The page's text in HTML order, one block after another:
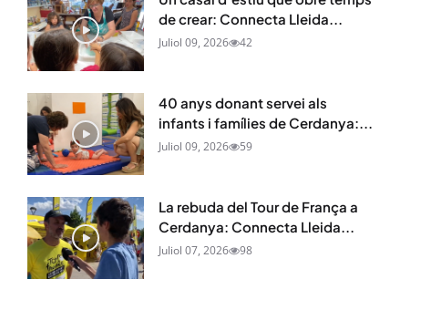
de crear: Connecta Lleida...
Juliol 09, 2026 42
40 anys donant servei als
infants i famílies de Cerdanya:...
Juliol 09, 2026 59
La rebuda del Tour de França a
Cerdanya: Connecta Lleida...
Juliol 07, 2026 98